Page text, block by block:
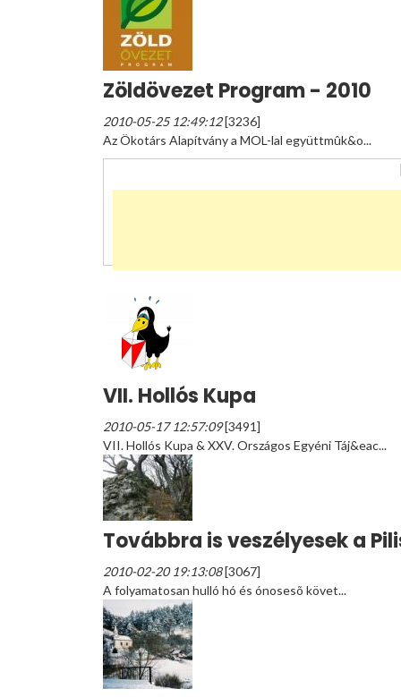
Zöldövezet Program - 2010
2010-05-25 12:49:12[3236]
Az Ökotárs Alapítvány a MOL-lal együttmûk&o...
VII. Hollós Kupa
2010-05-17 12:57:09[3491]
VII. Hollós Kupa & XXV. Országos Egyéni Táj&eac...
Továbbra is veszélyesek a
2010-02-20 19:13:08[3067]
A folyamatosan hulló hó és ónosesõ követ...